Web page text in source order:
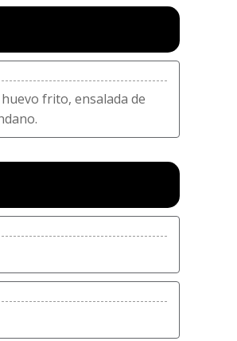
frito, ensalada de